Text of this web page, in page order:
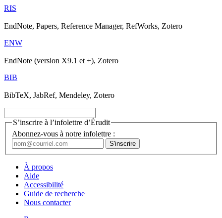
RIS
EndNote, Papers, Reference Manager, RefWorks, Zotero
ENW
EndNote (version X9.1 et +), Zotero
BIB
BibTeX, JabRef, Mendeley, Zotero
S’inscrire à l’infolettre d’Érudit
Abonnez-vous à notre infolettre :
À propos
Aide
Accessibilité
Guide de recherche
Nous contacter